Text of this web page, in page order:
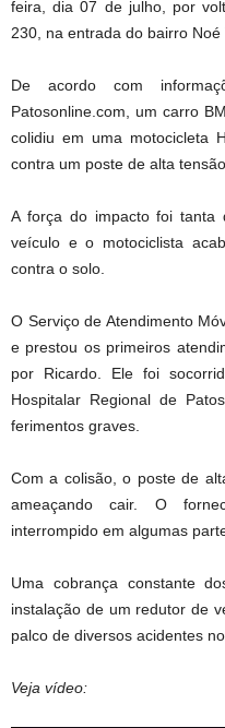
feira, dia 07 de julho, por
230, na entrada do bairro Noé
De acordo com
Patosonline.com, um carro
colidiu em uma motocicleta
contra um poste de alta tensão.
A força do impacto foi
veículo e o motociclista
contra o solo.
O Serviço de Atendimento
e prestou os primeiros
por Ricardo. Ele foi
Hospitalar Regional de
ferimentos graves.
Com a colisão, o poste de
ameaçando cair. O
interrompido em algumas
Uma cobrança constante
instalação de um redutor de
palco de diversos acidentes
Veja vídeo: